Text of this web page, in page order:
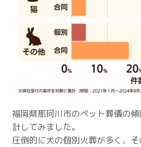
福岡県那珂川市のペット葬儀の
計してみました。
圧倒的に犬の個別火葬が多く、